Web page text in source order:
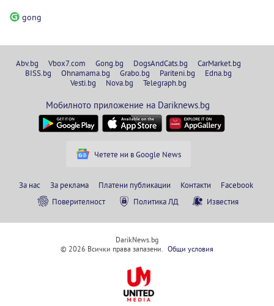
gong
Abv.bg Vbox7.com Gong.bg DogsAndCats.bg
CarMarket.bg
BISS.bg
Ohnamama.bg Grabo.bg Pariteni.bg
Edna.bg
Vesti.bg
Nova.bg Telegraph.bg
Мобилното приложение на Dariknews.bg
Четете ни в Google News
За нас За реклама Платени публикации Контакти
Facebook
Поверителност
Политика ЛД Известия
DarikNews.bg
© 2026 Всички права запазени. Общи условия